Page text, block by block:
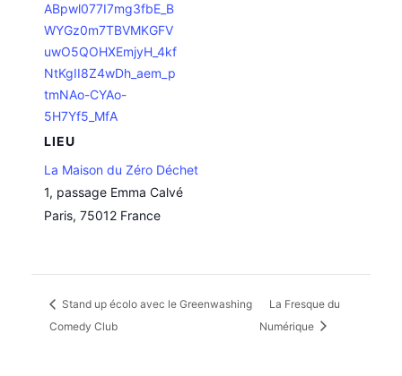
ABpwl077I7mg3fbE_B
WYGz0m7TBVMKGFV
uwO5QOHXEmjyH_4kf
NtKgII8Z4wDh_aem_p
tmNAo-CYAo-
5H7Yf5_MfA
LIEU
La Maison du Zéro Déchet
1, passage Emma Calvé
Paris, 75012 France
Stand up écolo avec le Greenwashing
Comedy Club
La Fresque du
Numérique